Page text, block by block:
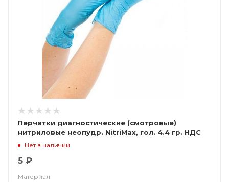
Перчатки диагностические (смотровые)
нитриловые неопудр. NitriMax, гол. 4.4 гр. НДС
(10%)
Нет в наличии
5 ₽
Материал